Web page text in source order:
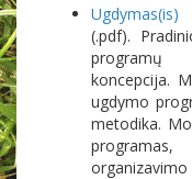
(.pdf).
programų
koncepcija.
ugdymo
metodika.
organizavimo